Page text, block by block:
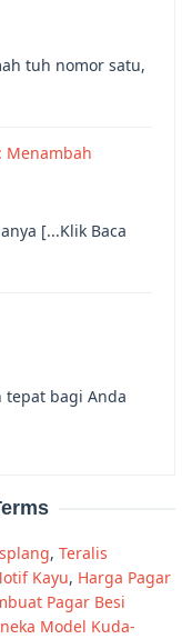
tuh nomor satu,
Menambah
[...Klik Baca
tepat bagi Anda
, Teralis
Kayu, Harga Pagar
Pagar Besi
Model Kuda-